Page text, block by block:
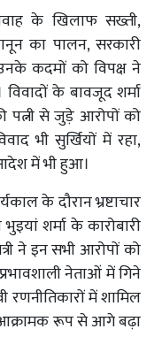
के खिलाफ सख्ती,
का पालन, सरकारी
कदमों को विपक्ष ने
के बावजूद शर्मा
से जुड़े आरोपों को
भी सुर्खियों में रहा,
में भी हुआ।
के दौरान भ्रष्टाचार
शर्मा के कारोबारी
ने इन सभी आरोपों को
नेताओं में गिने
रणनीतिकारों में शामिल
आक्रामक रूप से आगे बढ़ा